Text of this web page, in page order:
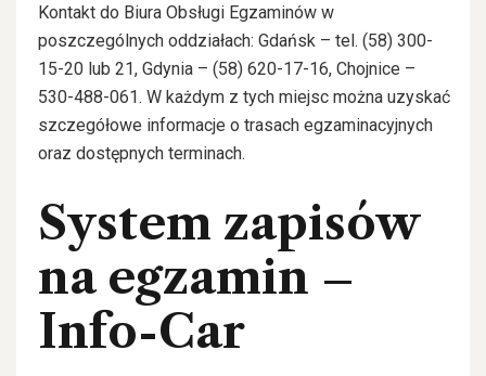
Kontakt do Biura Obsługi Egzaminów w
poszczególnych oddziałach: Gdańsk – tel. (58) 300-
15-20 lub 21, Gdynia – (58) 620-17-16, Chojnice –
530-488-061. W każdym z tych miejsc można uzyskać
szczegółowe informacje o trasach egzaminacyjnych
oraz dostępnych terminach.
System zapisów
na egzamin –
Info-Car